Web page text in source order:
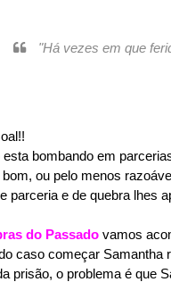
"Há vezes em que
bombando em
bom, ou pelo menos
parceria e de quebra lhes
do Passado vamos
caso começar Samantha
prisão, o problema é que